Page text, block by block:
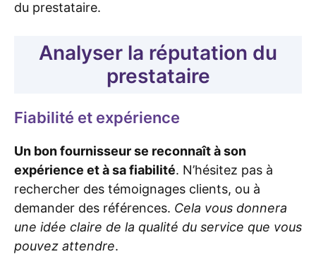
du prestataire.
Analyser la réputation du
prestataire
Fiabilité et expérience
Un bon fournisseur se reconnaît à son
expérience et à sa fiabilité. N’hésitez pas à
rechercher des témoignages clients, ou à
demander des références. Cela vous donnera
une idée claire de la qualité du service que vous
pouvez attendre.